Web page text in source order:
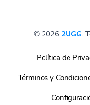
© 2026 2UGG.
Política de
Términos y